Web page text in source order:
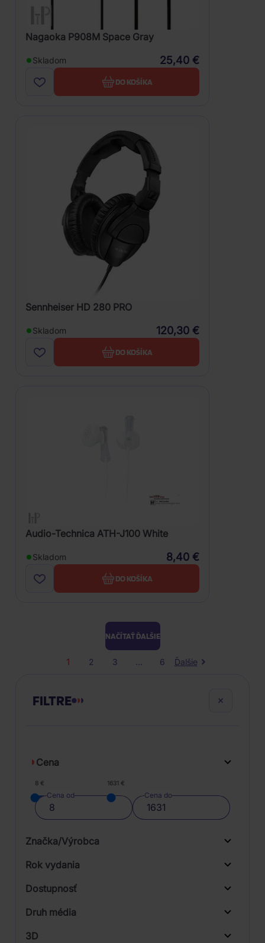
Nagaoka P908M Space Gray
Skladom 25,40 €
DO KOŠÍKA
Sennheiser HD 280 PRO
Skladom 120,30 €
DO KOŠÍKA
Audio-Technica ATH-J100 White
Skladom 8,40 €
DO KOŠÍKA
NAČÍTAŤ ĎALŠIE
1 2 3 6 Ďalšie
FILTRE
Cena
8 € 1631 €
Cena od Cena do
Značka/Výrobca
Rok vydania
Od
Dostupnosť
Druh média
3D